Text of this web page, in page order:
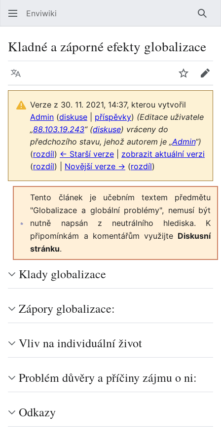
Enviwiki
Kladné a záporné efekty globalizace
Jazyk Sledovat
Verze z 30. 11. 2021, 14:37, kterou vytvořil
Admin (diskuse příspěvky) (Editace uživatele
„88.103.19.243“ (diskuse) vráceny do
předchozího stavu, jehož autorem je „Admin“)
(rozdíl) ← Starší verze
zobrazit aktuální verzi
(rozdíl) | Novější verze → (rozdíl)
Tento článek je učebním textem předmětu
"Globalizace a globální problémy", nemusí být
nutně napsán z neutrálního hlediska. K
připomínkám a komentářům využijte Diskusní
stránku.
Klady globalizace
Zápory globalizace:
Vliv na individuální život
Problém důvěry a příčiny zájmu o ni:
Odkazy